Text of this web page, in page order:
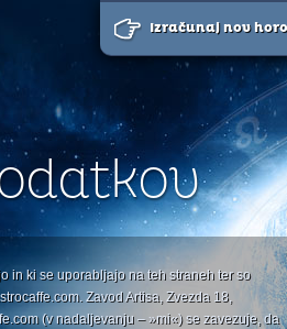
Izračunaj nov
in ki se uporabljajo na teh straneh ter so
Zavod Artisa, Zvezda 18,
(v nadaljevanju – »mi«) se zavezuje, da